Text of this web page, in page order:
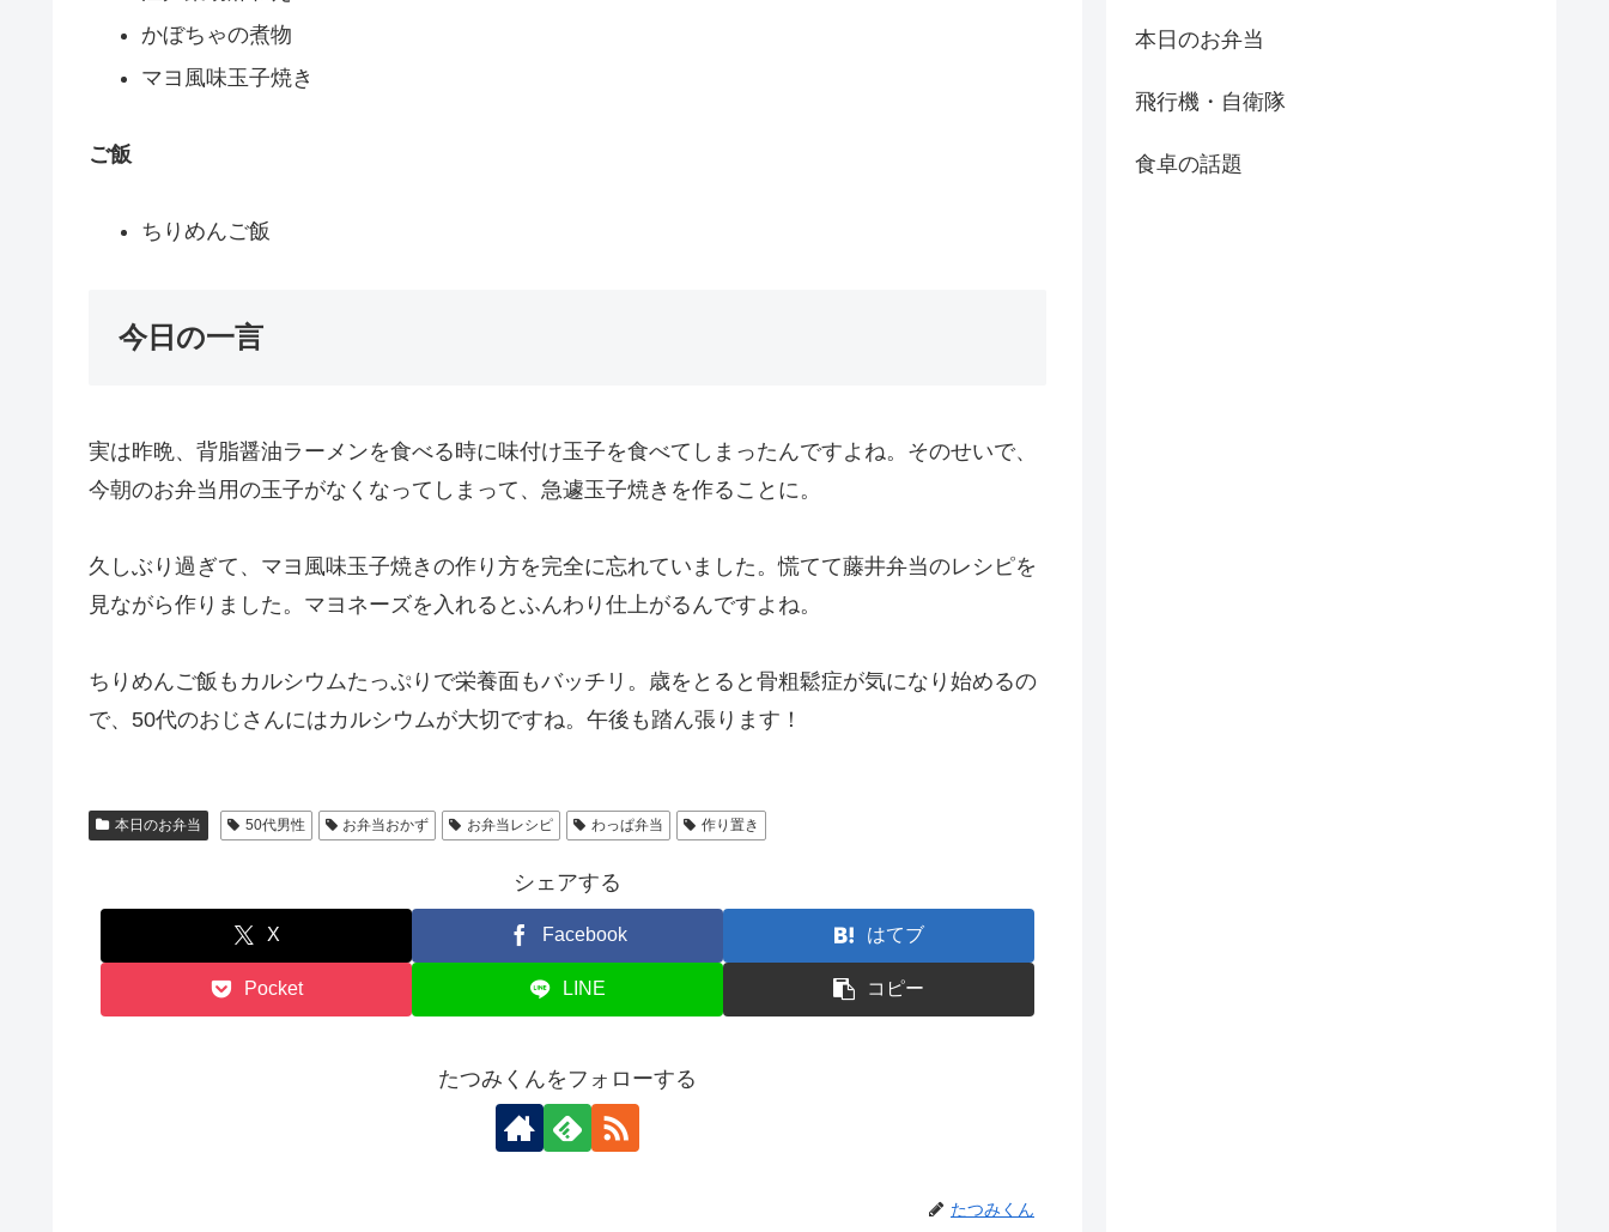
かぼちゃの煮物
マヨ風味玉子焼き
ご飯
ちりめんご飯
今日の一言
実は昨晩、背脂醤油ラーメンを食べる時に味付け玉子を食べてしまったんですよね。そのせいで、
今朝のお弁当用の玉子がなくなってしまって、急遽玉子焼きを作ることに。
久しぶり過ぎて、マヨ風味玉子焼きの作り方を完全に忘れていました。慌てて藤井弁当のレシピを
見ながら作りました。マヨネーズを入れるとふんわり仕上がるんですよね。
ちりめんご飯もカルシウムたっぷりで栄養面もバッチリ。歳をとると骨粗鬆症が気になり始めるの
で、50代のおじさんにはカルシウムが大切ですね。午後も踏ん張ります！
本日のお弁当 50代男性 お弁当おかず お弁当レシピ わっぱ弁当 作り置き
シェアする
X Facebook はてブ
Pocket LINE コピー
たつみくんをフォローする
たつみくん
本日のお弁当
飛行機・自衛隊
食卓の話題